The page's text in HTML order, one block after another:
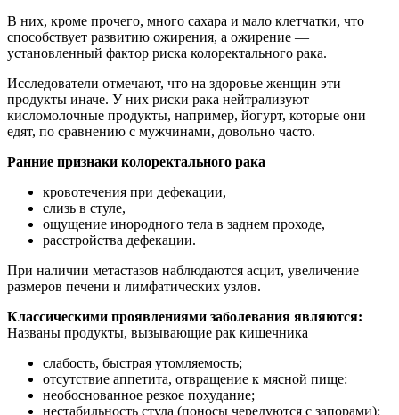
В них, кроме прочего, много сахара и мало клетчатки, что
способствует развитию ожирения, а ожирение —
установленный фактор риска колоректального рака.
Исследователи отмечают, что на здоровье женщин эти
продукты иначе. У них риски рака нейтрализуют
кисломолочные продукты, например, йогурт, которые они
едят, по сравнению с мужчинами, довольно часто.
Ранние признаки колоректального рака
кровотечения при дефекации,
слизь в стуле,
ощущение инородного тела в заднем проходе,
расстройства дефекации.
При наличии метастазов наблюдаются асцит, увеличение
размеров печени и лимфатических узлов.
Классическими проявлениями заболевания являются:
Названы продукты, вызывающие рак кишечника
слабость, быстрая утомляемость;
отсутствие аппетита, отвращение к мясной пище:
необоснованное резкое похудание;
нестабильность стула (поносы чередуются с запорами);